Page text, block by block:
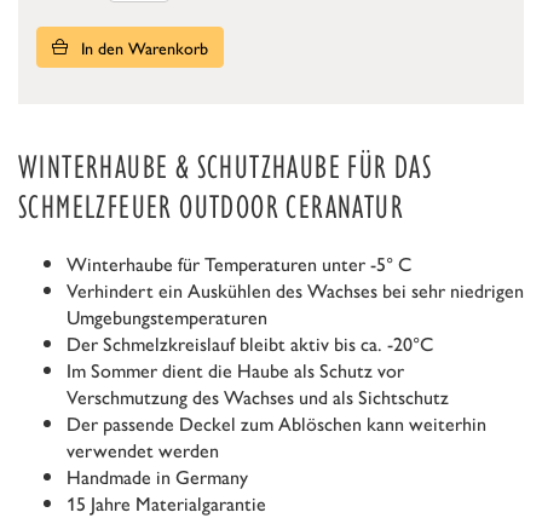
In den Warenkorb
WINTERHAUBE & SCHUTZHAUBE FÜR DAS
SCHMELZFEUER OUTDOOR CERANATUR
Winterhaube für Temperaturen unter -5° C
Verhindert ein Auskühlen des Wachses bei sehr niedrigen
Umgebungstemperaturen
Der Schmelzkreislauf bleibt aktiv bis ca. -20°C
Im Sommer dient die Haube als Schutz vor
Verschmutzung des Wachses und als Sichtschutz
Der passende Deckel zum Ablöschen kann weiterhin
verwendet werden
Handmade in Germany
15 Jahre Materialgarantie